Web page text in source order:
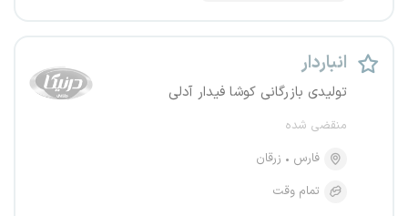
انباردار
تولیدی بازرگانی کوشا فیدار آدلی
منقضی شده
فارس
زرقان
تمام وقت